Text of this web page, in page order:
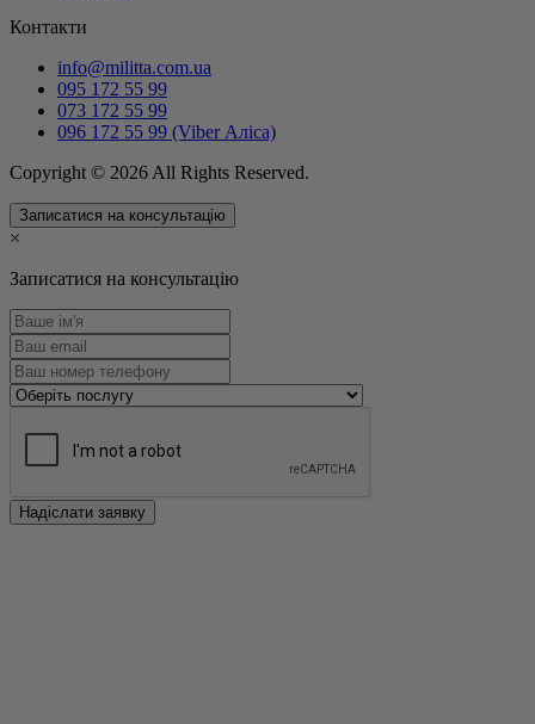
Контакти
info@militta.com.ua
095 172 55 99
073 172 55 99
096 172 55 99 (Viber Аліса)
Copyright © 2026 All Rights Reserved.
Записатися на консультацію
×
Записатися на консультацію
Надіслати заявку